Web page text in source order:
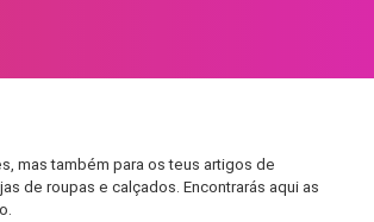
mas também para os teus artigos de
de roupas e calçados. Encontrarás aqui as